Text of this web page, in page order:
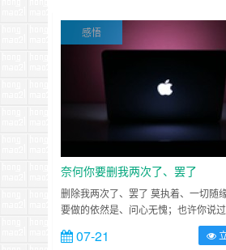
鸿毛21-生活、新知、感悟
新的启程~时钟 鸿毛站
感悟
奈何你要删我两次了、罢了
删除我两次了、罢了 莫执着、一切随
要做的依然是、问心无愧；也许你说
笑的、但是你也当真了，我也毫不例
—————以下是发牢骚————— 这
07-21